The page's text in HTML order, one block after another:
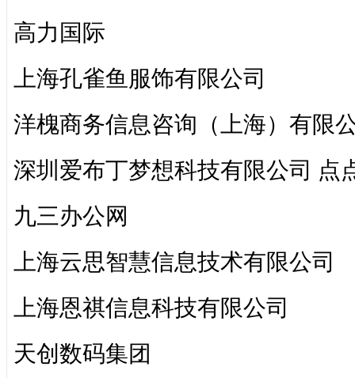
高力国际
上海孔雀鱼服饰有限公司
洋槐商务信息咨询（上海）有限
深圳爱布丁梦想科技有限公司 点
九三办公网
上海云思智慧信息技术有限公司
上海恩祺信息科技有限公司
天创数码集团